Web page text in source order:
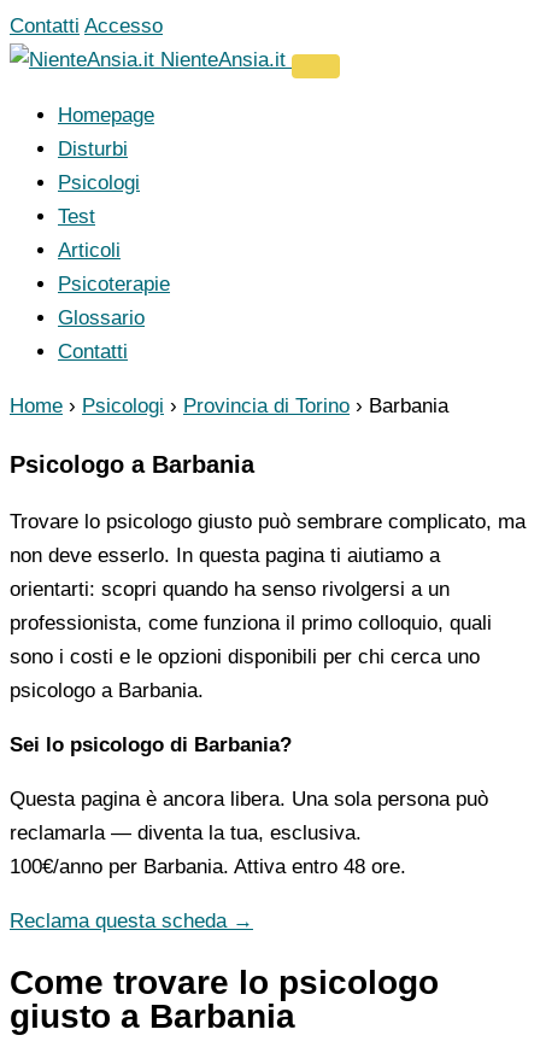
Vai
al
Contatti Accesso
NienteAnsia.it
Homepage
Disturbi
Psicologi
Test
Articoli
Psicoterapie
Glossario
Contatti
Home › Psicologi › Provincia di Torino › Barbania
Psicologo a Barbania
Trovare lo psicologo giusto può sembrare complicato, ma
non deve esserlo. In questa pagina ti aiutiamo a
orientarti: scopri quando ha senso rivolgersi a un
professionista, come funziona il primo colloquio, quali
sono i costi e le opzioni disponibili per chi cerca uno
psicologo a Barbania.
Sei lo psicologo di Barbania?
Questa pagina è ancora libera. Una sola persona può
reclamarla — diventa la tua, esclusiva.
100€/anno per Barbania. Attiva entro 48 ore.
Reclama questa scheda →
Come trovare lo psicologo
giusto a Barbania